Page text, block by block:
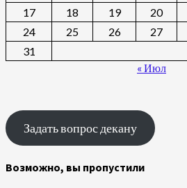
17
18 19 20
24
25 26 27
31
« Июл
Задать вопрос декану
Возможно, вы пропустили